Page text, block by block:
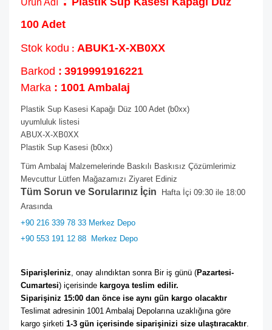
Ürün Adı
100 Adet
Stok kodu : ABUK1-X-XB0XX
Barkod : 3919991916221
Marka : 1001 Ambalaj
Plastik Sup Kasesi Kapağı Düz 100 Adet (b0xx)
uyumluluk listesi
ABUX-X-XB0XX
Plastik Sup Kasesi (b0xx)
Tüm Ambalaj Malzemelerinde Baskılı Baskısız Çözümlerimiz
Mevcuttur Lütfen Mağazamızı Ziyaret Ediniz
Tüm Sorun ve Sorularınız İçin Hafta İçi 09:30 ile 18:00
Arasında
+90 216 339 78 33 Merkez Depo
+90 553 191 12 88 Merkez Depo
Siparişleriniz, onay alındıktan sonra Bir iş günü (Pazartesi-
Cumartesi) içerisinde kargoya teslim edilir.
Siparişiniz 15:00 dan önce ise aynı gün kargo olacaktır
Teslimat adresinin 1001 Ambalaj Depolarına uzaklığına göre
kargo şirketi 1-3 gün içerisinde siparişinizi size ulaştıracaktır.